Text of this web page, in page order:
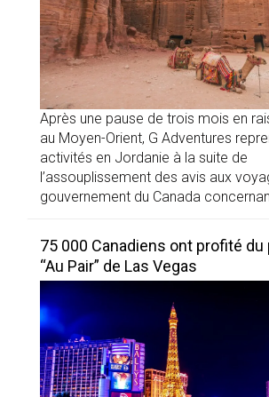
Après une pause de trois mois en
au Moyen-Orient, G Adventures
activités en Jordanie à la suite de
l’assouplissement des avis aux
gouvernement du Canada
75 000 Canadiens ont profité
“Au Pair” de Las Vegas